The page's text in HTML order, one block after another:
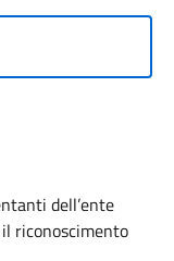
dell’ente
riconoscimento